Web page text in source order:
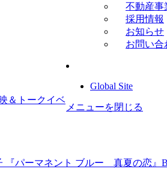
不動産事
採用情報
お知らせ
お問い合
Global Site
メニューを閉じる
＆トークイベ
『パーマネント ブルー 真夏の恋』